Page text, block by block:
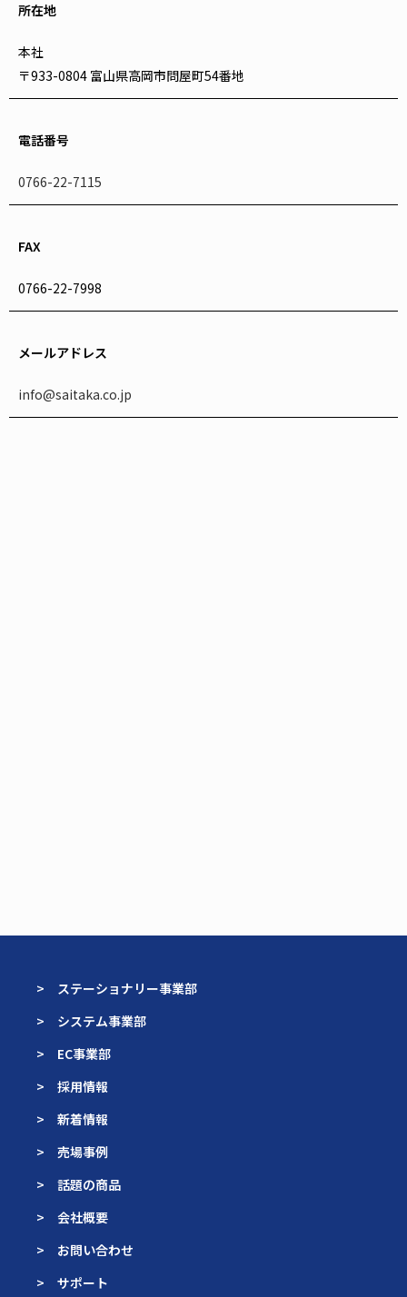
所在地
本社
〒933-0804 富山県高岡市問屋町54番地
電話番号
0766-22-7115
FAX
0766-22-7998
メールアドレス
info@saitaka.co.jp
> ステーショナリー事業部
> システム事業部
> EC事業部
> 採用情報
> 新着情報
> 売場事例
> 話題の商品
> 会社概要
> お問い合わせ
> サポート